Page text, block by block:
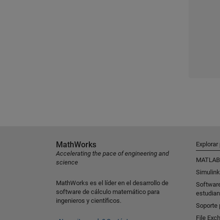
MathWorks
Accelerating the pace of engineering and
science
MathWorks es el líder en el desarrollo de
software de cálculo matemático para
ingenieros y científicos.
MATLAB
Simulink
Soporte
File